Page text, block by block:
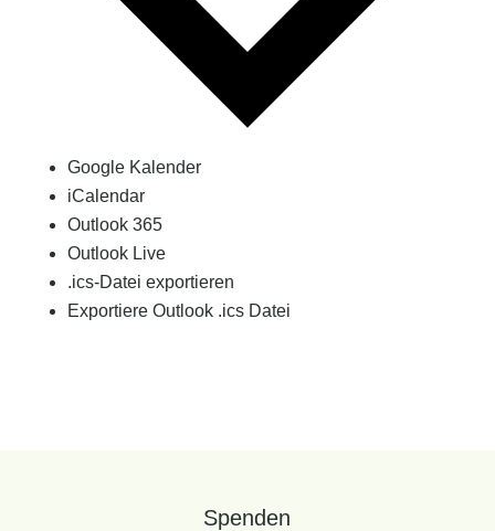
Google Kalender
iCalendar
Outlook 365
Outlook Live
.ics-Datei exportieren
Exportiere Outlook .ics Datei
Spenden